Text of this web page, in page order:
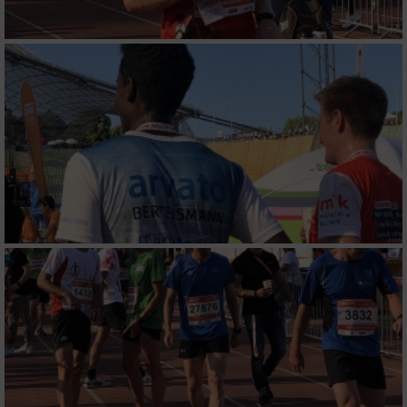
Messung der Performance von Inhalten
Analyse von Zielgruppen durch Statistiken
oder Kombinationen von Daten aus
verschiedenen Quellen
Entwicklung und Verbesserung der Angebote
Verwendung reduzierter Daten zur Auswahl
von Inhalten
IAB-Besonderheiten:
Verwendung genauer Standortdaten
Geräte anhand von aktiv angeforderten
Informationen identifizieren
Nicht-IAB-Verarbeitungszwecke: